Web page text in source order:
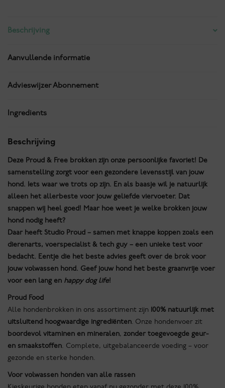
Beschrijving
Aanvullende informatie
Advieswijzer Abonnement
Ingredients
Beschrijving
Deze Proud & Free brokken zijn onze persoonlijke favoriet! De
samenstelling zorgt voor een gezondere levensstijl van jouw
hond. Iets waar we trots op zijn. En als baasje wil je natuurlijk
alleen het allerbeste voor jouw geliefde viervoeter. Dat
snappen wij heel goed! Maar hoe weet je welke brokken jouw
hond nodig heeft?
Daar heeft Studio Proud – samen met knappe koppen zoals een
dierenarts, voerspecialist & tech guy – een unieke test voor
bedacht. Eentje die het beste advies geeft over de brok voor
jouw volwassen hond. Geef jouw hond het beste graanvrije voer
voor een lang en happy dog life!
Proud Food
Alle hondenbrokken in ons assortiment zijn 100% natuurlijk met
uitsluitend hoogwaardige ingrediënten. Onze hondenvoer zit
boordevol vitaminen en mineralen, zonder toegevoegde geur-
en smaakstoffen. Complete, uitgebalanceerde voeding – voor
gezonde en sterke honden.
Voor volwassen honden van alle rassen